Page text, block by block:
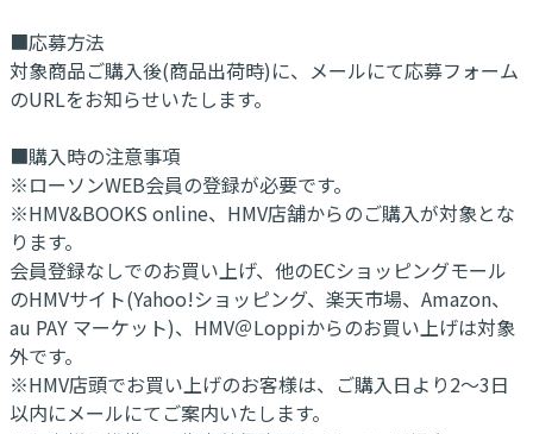
■応募方法
対象商品ご購入後(商品出荷時)に、メールにて応募フォーム
のURLをお知らせいたします。
■購入時の注意事項
※ローソンWEB会員の登録が必要です。
※HMV&BOOKS online、HMV店舗からのご購入が対象とな
ります。
会員登録なしでのお買い上げ、他のECショッピングモール
のHMVサイト(Yahoo!ショッピング、楽天市場、Amazon、
au PAY マーケット)、HMV＠Loppiからのお買い上げは対象
外です。
※HMV店頭でお買い上げのお客様は、ご購入日より2～3日
以内にメールにてご案内いたします。